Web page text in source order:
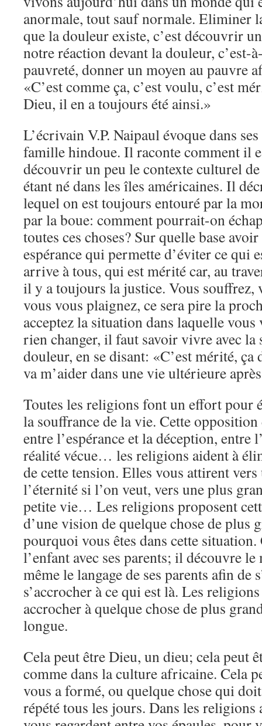
anormale, tout sauf normale. Eliminer
que la douleur existe, c’est découvrir
notre réaction devant la douleur, c’est-
pauvreté, donner un moyen au pauvre
«C’est comme ça, c’est voulu, c’est
Dieu, il en a toujours été ainsi.»
L’écrivain V.P. Naipaul évoque dans
famille hindoue. Il raconte comment il
découvrir un peu le contexte culturel
étant né dans les îles américaines. Il
lequel on est toujours entouré par la
par la boue: comment pourrait-on
toutes ces choses? Sur quelle base
espérance qui permette d’éviter ce qui
arrive à tous, qui est mérité car, au
il y a toujours la justice. Vous souffrez,
vous vous plaignez, ce sera pire la
acceptez la situation dans laquelle
rien changer, il faut savoir vivre avec
douleur, en se disant: «C’est mérité, ça
va m’aider dans une vie ultérieure
Toutes les religions font un effort pour
la souffrance de la vie. Cette
entre l’espérance et la déception, entre
réalité vécue… les religions aident à
de cette tension. Elles vous attirent
l’éternité si l’on veut, vers une plus
petite vie… Les religions proposent
d’une vision de quelque chose de plus
pourquoi vous êtes dans cette situation.
l’enfant avec ses parents; il découvre le
même le langage de ses parents afin de
s’accrocher à ce qui est là. Les
accrocher à quelque chose de plus
longue.
Cela peut être Dieu, un dieu; cela peut
comme dans la culture africaine. Cela
vous a formé, ou quelque chose qui
répété tous les jours. Dans les